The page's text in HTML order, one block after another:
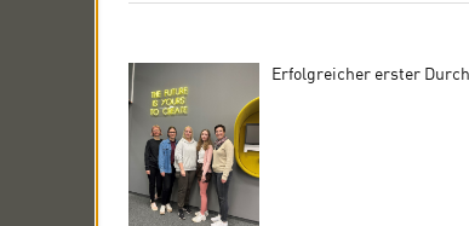
Erfolgreicher erster